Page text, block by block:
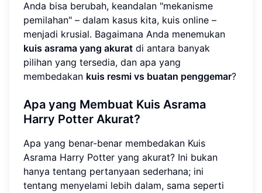
Anda bisa berubah, keandalan "mekanisme
pemilahan" – dalam kasus kita, kuis online –
menjadi krusial. Bagaimana Anda menemukan
kuis asrama yang akurat di antara banyak
pilihan yang tersedia, dan apa yang
membedakan kuis resmi vs buatan penggemar?
Apa yang Membuat Kuis Asrama
Harry Potter Akurat?
Apa yang benar-benar membedakan Kuis
Asrama Harry Potter yang akurat? Ini bukan
hanya tentang pertanyaan sederhana; ini
tentang menyelami lebih dalam, sama seperti